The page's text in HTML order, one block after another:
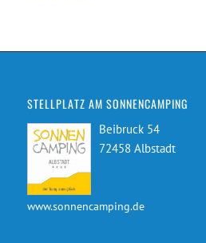
STELLPLATZ AM SONNENCAMPING
Beibruck 54
72458 Albstadt
www.sonnencamping.de